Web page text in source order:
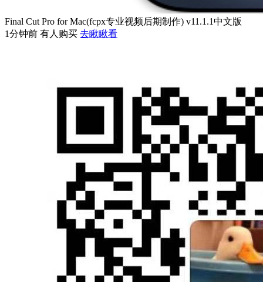
Final Cut Pro for Mac(fcpx专业视频后期制作) v11.1.1中文版
1分钟前 有人购买 去瞅瞅看